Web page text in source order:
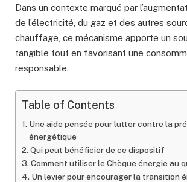
Dans un contexte marqué par
de l’électricité, du gaz et des autres
chauffage, ce mécanisme apporte un
tangible tout en favorisant une
responsable.
Table of Contents
Une aide pensée pour lutter contre la
énergétique
Qui peut bénéficier de ce dispositif
Comment utiliser le Chèque énergie au
Un levier pour encourager la transition